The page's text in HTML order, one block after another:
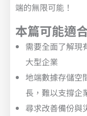
端的無限可能！
本篇可能適
需要全面了解現
大型企業
地端數據存儲空
長，難以支撐企
尋求改善備份與